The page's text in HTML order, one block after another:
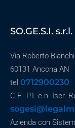
SO.GE.S.I. s.r.l.
Via Roberto
60131 Ancona AN
tel 0712900230
C.F.- P.I. e n. Iscr.
Azienda con